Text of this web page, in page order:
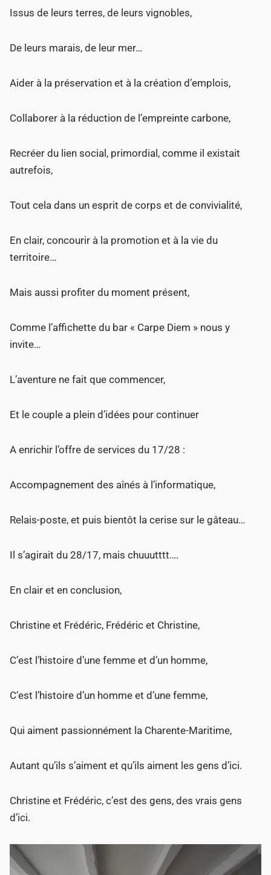
Issus de leurs terres, de leurs vignobles,
De leurs marais, de leur mer…
Aider à la préservation et à la création d’emplois,
Collaborer à la réduction de l’empreinte carbone,
Recréer du lien social, primordial, comme il existait
autrefois,
Tout cela dans un esprit de corps et de convivialité,
En clair, concourir à la promotion et à la vie du
territoire…
Mais aussi profiter du moment présent,
Comme l’affichette du bar « Carpe Diem » nous y
invite…
L’aventure ne fait que commencer,
Et le couple a plein d’idées pour continuer
A enrichir l’offre de services du 17/28 :
Accompagnement des aînés à l’informatique,
Relais-poste, et puis bientôt la cerise sur le gâteau…
Il s’agirait du 28/17, mais chuuutttt….
En clair et en conclusion,
Christine et Frédéric, Frédéric et Christine,
C’est l’histoire d’une femme et d’un homme,
C’est l’histoire d’un homme et d’une femme,
Qui aiment passionnément la Charente-Maritime,
Autant qu’ils s’aiment et qu’ils aiment les gens d’ici.
Christine et Frédéric, c’est des gens, des vrais gens
d’ici.